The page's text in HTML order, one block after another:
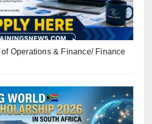
Operations & Finance/ Finance